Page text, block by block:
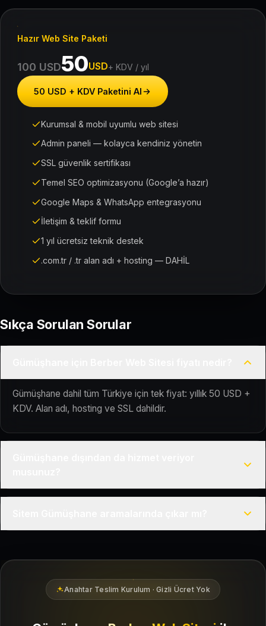
Hazır Web Site Paketi
100 USD50USD+ KDV / yıl
50 USD + KDV Paketini Al
Kurumsal & mobil uyumlu web sitesi
Admin paneli — kolayca kendiniz yönetin
SSL güvenlik sertifikası
Temel SEO optimizasyonu (Google’a hazır)
Google Maps & WhatsApp entegrasyonu
İletişim & teklif formu
1 yıl ücretsiz teknik destek
.com.tr / .tr alan adı + hosting — DAHİL
Sıkça Sorulan Sorular
Gümüşhane dahil tüm Türkiye için tek fiyat: yıllık 50 USD +
KDV. Alan adı, hosting ve SSL dahildir.
Gümüşhane bölgesindeki yerel müşterilerin sizi bulmasına
Anahtar Teslim Kurulum · Gizli Ücret Yok